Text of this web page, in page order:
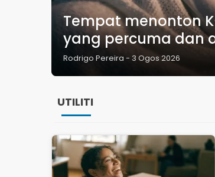
Tempat menonton
yang percuma dan
Rodrigo Pereira - 3 Ogos 2026
UTILITI